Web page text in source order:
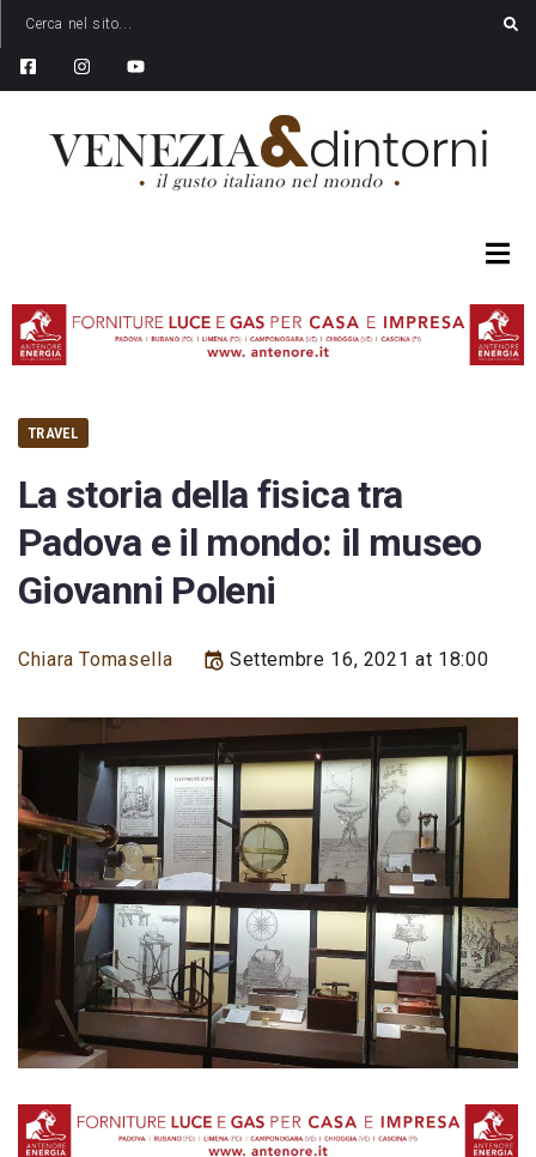
TRAVEL
La storia della fisica tra
Padova e il mondo: il museo
Giovanni Poleni
Chiara Tomasella Settembre 16, 2021 at 18:00